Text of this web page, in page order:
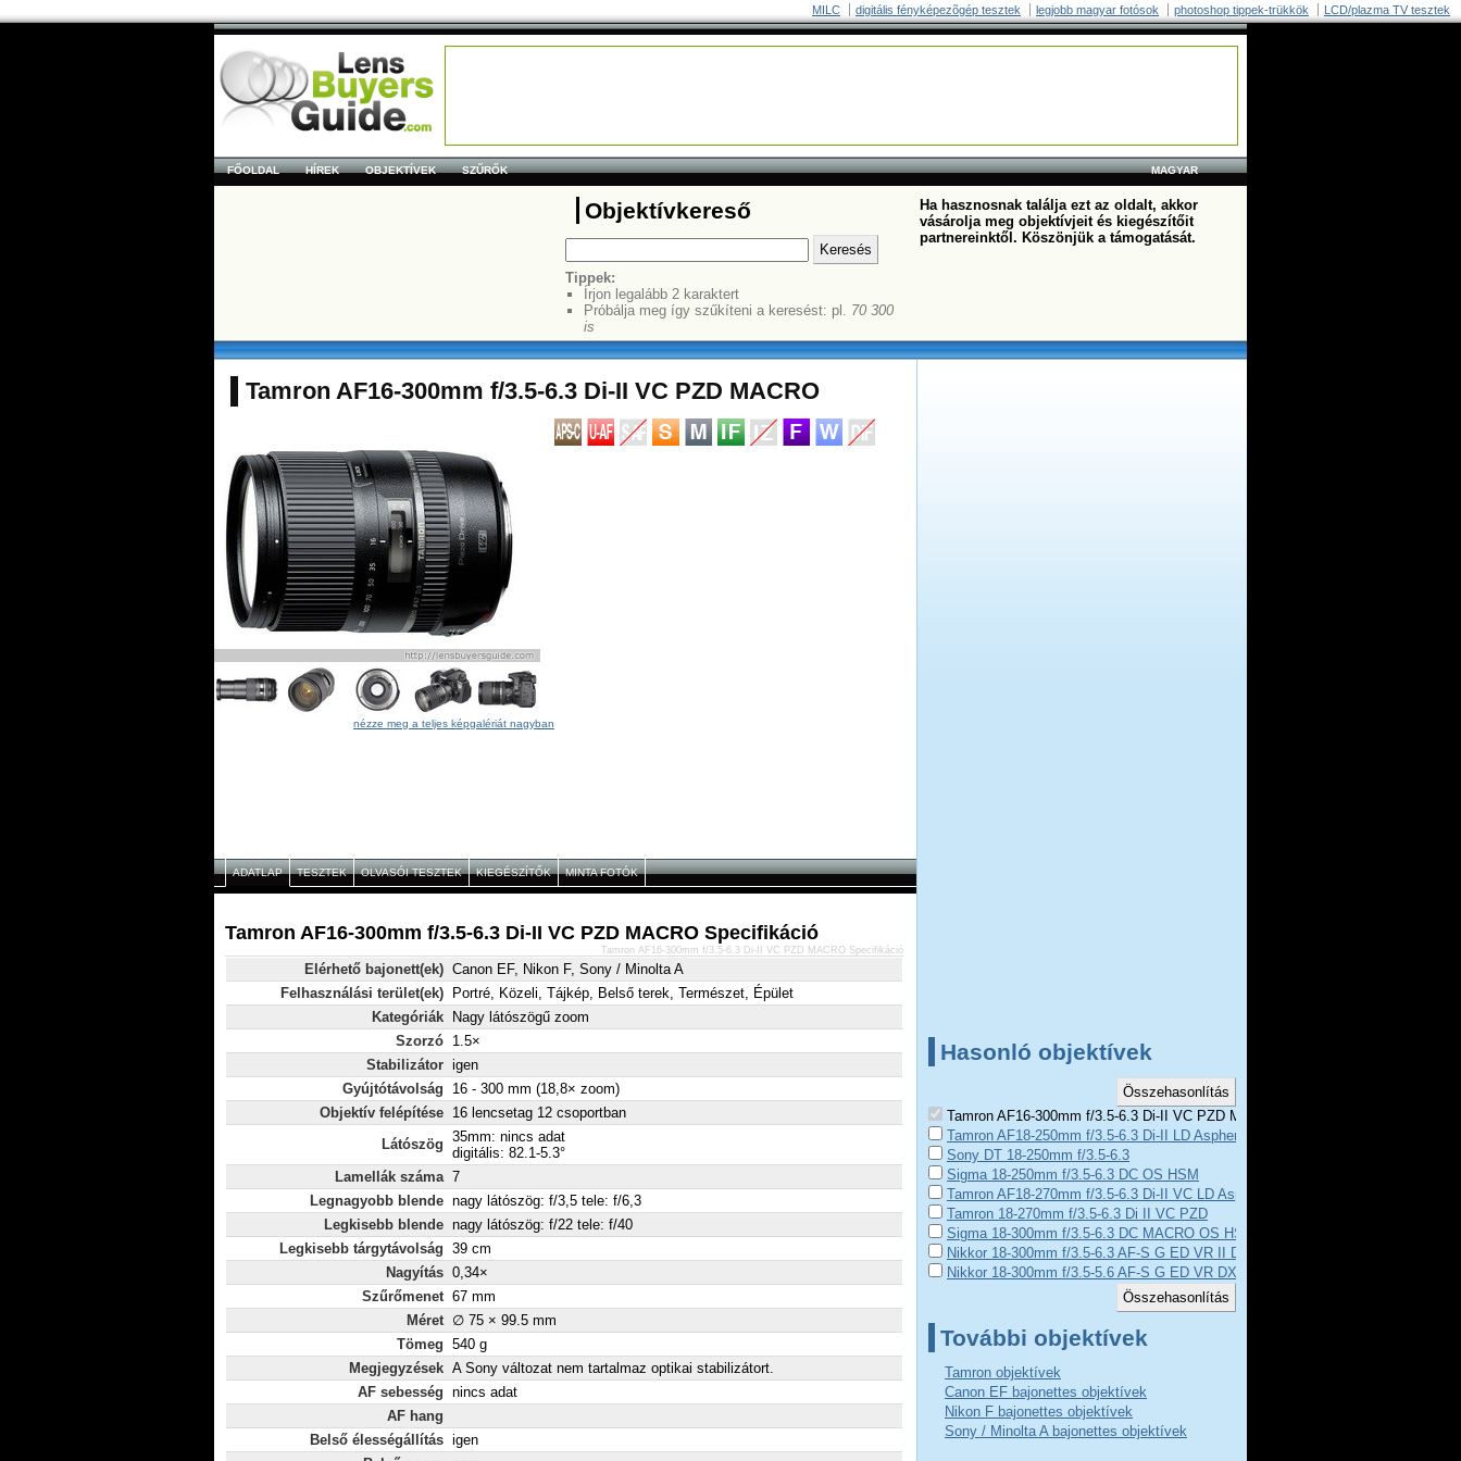
MILC digitális fényképezõgép tesztek legjobb magyar fotósok photoshop tippek-trükkök LCD/plazma TV tesztek
MAGYAR
FŐOLDAL HÍREK OBJEKTÍVEK SZŰRŐK
Objektívkereső
Tippek:
Írjon legalább 2 karaktert
Próbálja meg így szűkíteni a keresést: pl. 70 300
is
Ha hasznosnak találja ezt az oldalt, akkor
vásárolja meg objektívjeit és kiegészítőit
partnereinktől. Köszönjük a támogatását.
Tamron AF16-300mm f/3.5-6.3 Di-II VC PZD MACRO
nézze meg a teljes képgalériát nagyban
ADATLAP TESZTEK OLVASÓI TESZTEK KIEGÉSZÍTŐK MINTA FOTÓK
Tamron AF16-300mm f/3.5-6.3 Di-II VC PZD MACRO Specifikáció
Elérhető bajonett(ek) Canon EF, Nikon F, Sony / Minolta A
Felhasználási terület(ek)
Portré, Közeli, Tájkép, Belső terek, Természet, Épület
Kategóriák
Nagy látószögű zoom
Szorzó 1.5×
Stabilizátor igen
Gyújtótávolság
16 - 300 mm (18,8× zoom)
Objektív felépítése 16 lencsetag 12 csoportban
Látószög 35mm: nincs adat
digitális: 82.1-5.3°
Lamellák száma 7
Legnagyobb blende nagy látószög: f/3,5 tele: f/6,3
Legkisebb blende nagy látószög: f/22 tele: f/40
Legkisebb tárgytávolság 39 cm
Nagyítás 0,34×
Szűrőmenet 67 mm
Méret ∅ 75 × 99.5 mm
Tömeg 540 g
Megjegyzések A Sony változat nem tartalmaz optikai stabilizátort.
AF sebesség nincs adat
AF hang
Belső élességállítás igen
Tamron AF16-300mm f/3.5-6.3 Di-II VC PZD MACRO Specifikáció
Hasonló objektívek
Tamron AF16-300mm f/3.5-6.3 Di-II VC PZD MACRO
Tamron AF18-250mm f/3.5-6.3 Di-II LD Aspherical
Sony DT 18-250mm f/3.5-6.3
Sigma 18-250mm f/3.5-6.3 DC OS HSM
Tamron AF18-270mm f/3.5-6.3 Di-II VC LD Aspherical (IF) Macro
Tamron 18-270mm f/3.5-6.3 Di II VC PZD
Sigma 18-300mm f/3.5-6.3 DC MACRO OS HSM C
Nikkor 18-300mm f/3.5-6.3 AF-S G ED VR II DX
Nikkor 18-300mm f/3.5-5.6 AF-S G ED VR DX
További objektívek
Tamron objektívek
Canon EF bajonettes objektívek
Nikon F bajonettes objektívek
Sony / Minolta A bajonettes objektívek